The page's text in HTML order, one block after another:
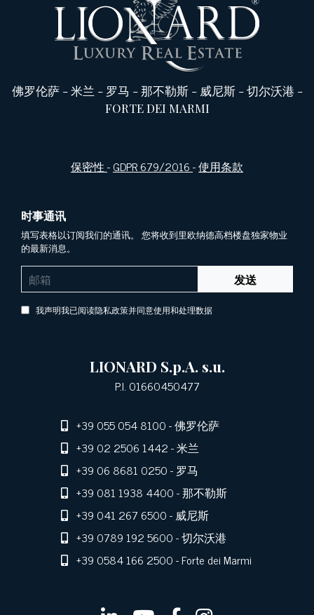
佛罗伦萨-米兰 - 罗马 -那不勒斯- 威尼斯-切尔沃港 -
FORTE DEI MARMI
保密性-GDPR 679/2016-使用条款
时事通讯
填写表格以订阅我们的通讯。 您将收到里欧纳德高档楼盘独家物业
的最新消息。
发送
我声明我已阅读隐私政策并同意使用和处理数据
LIONARD S.p.A. s.u.
P.I. 01660450477
+39 055 054 8100- 佛罗伦萨
+39 02 2506 1442- 米兰
+39 06 8681 0250- 罗马
+39 081 1938 4400- 那不勒斯
+39 041 267 6500- 威尼斯
+39 0789 192 5600- 切尔沃港
+39 0584 166 2500- Forte dei Marmi